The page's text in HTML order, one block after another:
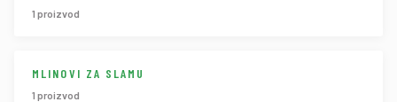
1 proizvod
MLINOVI ZA SLAMU
1 proizvod